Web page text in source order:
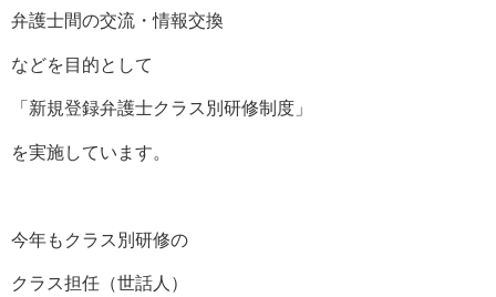
弁護士間の交流・情報交換
などを目的として
「新規登録弁護士クラス別研修制度」
を実施しています。
今年もクラス別研修の
クラス担任（世話人）